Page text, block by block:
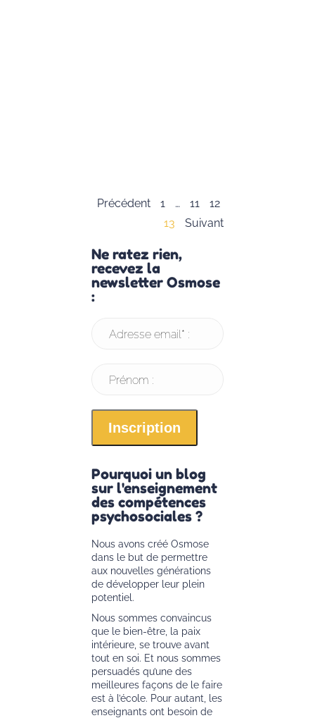
Précédent 1 … 11
12
13
Suivant
Ne ratez rien,
recevez la
newsletter Osmose
:
Adresse email* :
Prénom :
Pourquoi un blog
sur l'enseignement
des compétences
psychosociales ?
Nous avons créé Osmose
dans le but de permettre
aux nouvelles générations
de développer leur plein
potentiel.
Nous sommes convaincus
que le bien-être, la paix
intérieure, se trouve avant
tout en soi. Et nous sommes
persuadés qu’une des
meilleures façons de le faire
est à l’école. Pour autant, les
enseignants ont besoin de